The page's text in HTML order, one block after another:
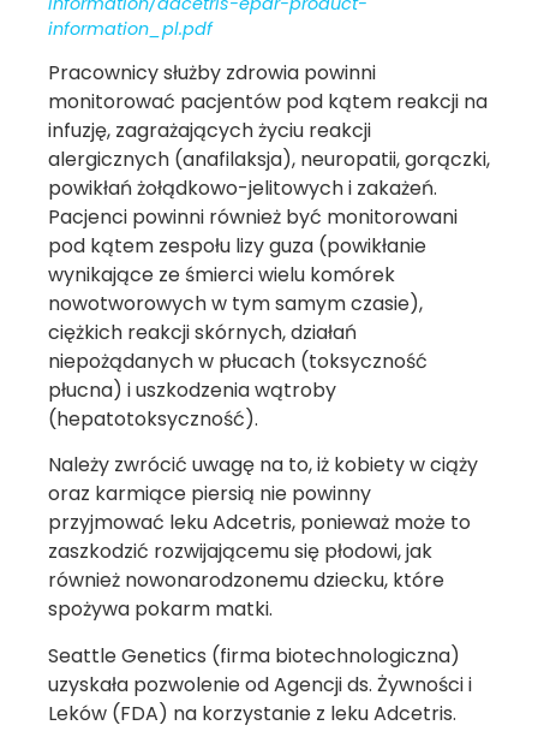
information_pl.pdf
Pracownicy służby zdrowia powinni
monitorować pacjentów pod kątem reakcji na
infuzję, zagrażających życiu reakcji
alergicznych (anafilaksja), neuropatii, gorączki,
powikłań żołądkowo-jelitowych i zakażeń.
Pacjenci powinni również być monitorowani
pod kątem zespołu lizy guza (powikłanie
wynikające ze śmierci wielu komórek
nowotworowych w tym samym czasie),
ciężkich reakcji skórnych, działań
niepożądanych w płucach (toksyczność
płucna) i uszkodzenia wątroby
(hepatotoksyczność).
Należy zwrócić uwagę na to, iż kobiety w ciąży
oraz karmiące piersią nie powinny
przyjmować leku Adcetris, ponieważ może to
zaszkodzić rozwijającemu się płodowi, jak
również nowonarodzonemu dziecku, które
spożywa pokarm matki.
Seattle Genetics (firma biotechnologiczna)
uzyskała pozwolenie od Agencji ds. Żywności i
Leków (FDA) na korzystanie z leku Adcetris.